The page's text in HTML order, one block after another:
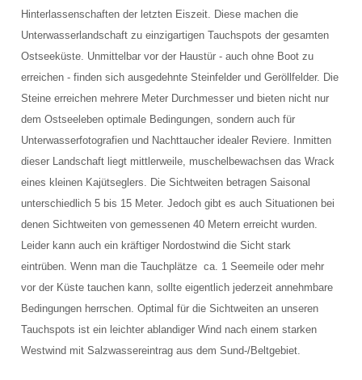
Rödeltische zum Auf- und Abbau der Tauchgeräte
Schulungsraum für die Tauchausbildung
Verkauf und Vermietung von Ausrüstung
Das Team der Tauchbasis
AUSBILDUNG
Schnuppertauchen in der Ostsee
Werde SSI Dive Professional
Termine Tauchausbildung
Hinterlassenschaften der letzten Eiszeit. Diese machen die
Unterwasserlandschaft zu einzigartigen Tauchspots der gesamten
Ostseeküste. Unmittelbar vor der Haustür - auch ohne Boot zu
erreichen - finden sich ausgedehnte Steinfelder und Geröllfelder. Die
Steine erreichen mehrere Meter Durchmesser und bieten nicht nur
dem Ostseeleben optimale Bedingungen, sondern auch für
Unterwasserfotografien und Nachttaucher idealer Reviere. Inmitten
dieser Landschaft liegt mittlerweile, muschelbewachsen das Wrack
eines kleinen Kajütseglers. Die Sichtweiten betragen Saisonal
unterschiedlich 5 bis 15 Meter. Jedoch gibt es auch Situationen bei
denen Sichtweiten von gemessenen 40 Metern erreicht wurden.
Leider kann auch ein kräftiger Nordostwind die Sicht stark
eintrüben. Wenn man die Tauchplätze ca. 1 Seemeile oder mehr
vor der Küste tauchen kann, sollte eigentlich jederzeit annehmbare
Bedingungen herrschen. Optimal für die Sichtweiten an unseren
Tauchspots ist ein leichter ablandiger Wind nach einem starken
Westwind mit Salzwassereintrag aus dem Sund-/Beltgebiet.